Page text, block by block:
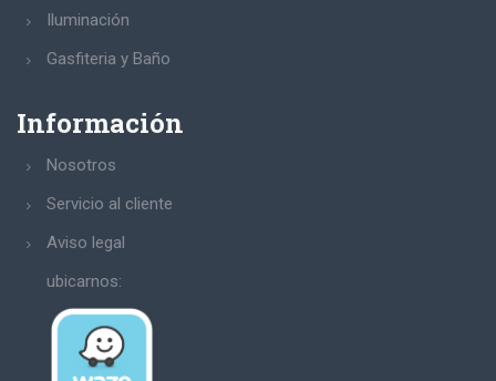
Iluminación
Gasfiteria y Baño
Información
Nosotros
Servicio al cliente
Aviso legal
ubicarnos: